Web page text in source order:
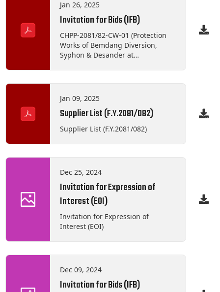
Jan 26, 2025
Invitation for Bids (IFB)
CHPP-2081/82-CW-01 (Protection
Works of Bemdang Diversion,
Syphon & Desander at
Peaking Pond of Chilime
Hydropower Plant at Thambuchet,
Rasuwa) CHPP-2081/82-CW-03
(Protection Work of Powerhouse
Portalyard at Syafrubeshi, Rasuwa)
CHPP-2081/82-MW-03 (Supply,
Delivery, Testing and
2081/82-MW-04 (Supply, Delivery,
Installation, Testing &
Commissioning of EOT Crane at
Chilime Hydropower Plant,
Syafrubensi, Rasuwa)
Jan 09, 2025
Supplier List (F.Y.2081/082)
Supplier List (F.Y.2081/082)
Dec 25, 2024
Invitation for Expression of
Interest (EOI)
Invitation for Expression of
Interest (EOI)
Dec 09, 2024
Invitation for Bids (IFB)